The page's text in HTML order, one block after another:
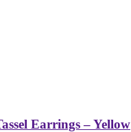
Earrings – Yellow